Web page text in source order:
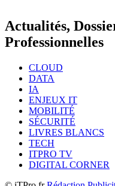
Actualités,
Professionnelles
CLOUD
DATA
IA
ENJEUX IT
MOBILITÉ
SÉCURITÉ
LIVRES BLANCS
TECH
ITPRO TV
DIGITAL CORNER